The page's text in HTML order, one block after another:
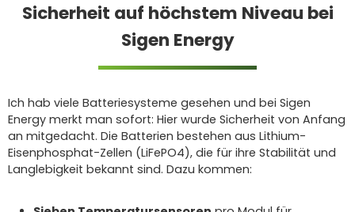
Sicherheit auf höchstem Niveau bei
Sigen Energy
Ich hab viele Batteriesysteme gesehen und bei Sigen
Energy merkt man sofort: Hier wurde Sicherheit von Anfang
an mitgedacht. Die Batterien bestehen aus Lithium-
Eisenphosphat-Zellen (LiFePO4), die für ihre Stabilität und
Langlebigkeit bekannt sind. Dazu kommen: